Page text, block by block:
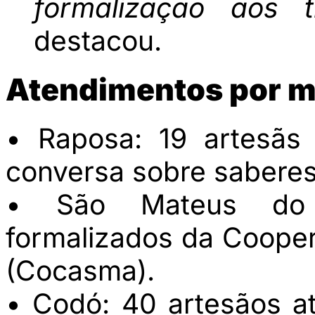
formalização aos
destacou.
Atendimentos por
• Raposa: 19
conversa sobre
• São Mateus do
formalizados da
(Cocasma).
• Codó: 40 artesãos